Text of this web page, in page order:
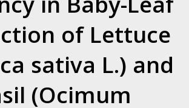
of Lettuce
sativa L.) and
(Ocimum